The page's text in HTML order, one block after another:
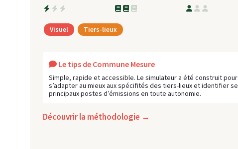
Visuel Tiers-lieux
Le tips de Commune Mesure
Simple, rapide et accessible. Le simulateur a été construit pour
s’adapter au mieux aux spécifités des tiers-lieux et identifier
principaux postes d’émissions en toute autonomie.
Découvrir la méthodologie →